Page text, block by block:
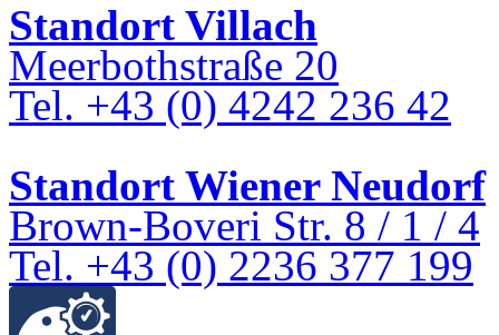
Standort Villach
Meerbothstraße 20
Tel. +43 (0) 4242 236 42
Standort Wiener Neudorf
Brown-Boveri Str. 8 / 1 / 4
Tel. +43 (0) 2236 377 199